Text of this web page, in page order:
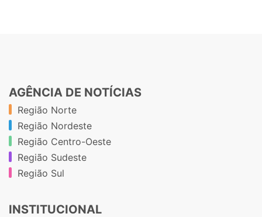
AGÊNCIA DE NOTÍCIAS
Região Norte
Região Nordeste
Região Centro-Oeste
Região Sudeste
Região Sul
INSTITUCIONAL